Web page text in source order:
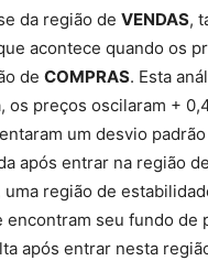
da região de VENDAS,
acontece quando os
de COMPRAS. Esta
os preços oscilaram +
um desvio
após entrar na região de
uma região de
encontram seu fundo de
após entrar nesta